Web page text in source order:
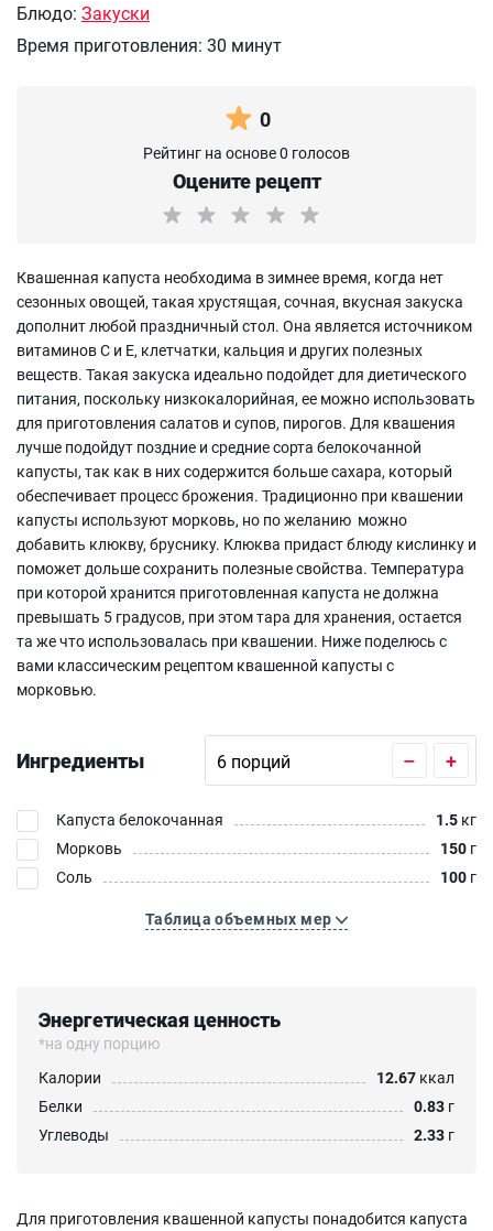
Блюдо: Закуски
Время приготовления: 30 минут
0
Рейтинг на основе 0 голосов
Оцените рецепт
Квашенная капуста необходима в зимнее время, когда нет
сезонных овощей, такая хрустящая, сочная, вкусная закуска
дополнит любой праздничный стол. Она является источником
витаминов С и Е, клетчатки, кальция и других полезных
веществ. Такая закуска идеально подойдет для диетического
питания, поскольку низкокалорийная, ее можно использовать
для приготовления салатов и супов, пирогов. Для квашения
лучше подойдут поздние и средние сорта белокочанной
капусты, так как в них содержится больше сахара, который
обеспечивает процесс брожения. Традиционно при квашении
капусты используют морковь, но по желанию можно
добавить клюкву, бруснику. Клюква придаст блюду кислинку и
поможет дольше сохранить полезные свойства. Температура
при которой хранится приготовленная капуста не должна
превышать 5 градусов, при этом тара для хранения, остается
та же что использовалась при квашении. Ниже поделюсь с
вами классическим рецептом квашенной капусты с
морковью.
Ингредиенты – +
Капуста белокочанная 1.5 кг
Морковь
150 г
Соль
100 г
Таблица объемных мер
Энергетическая ценность
*на одну порцию
Калории
12.67 ккал
Белки
0.83 г
Углеводы
2.33 г
Для приготовления квашенной капусты понадобится капуста